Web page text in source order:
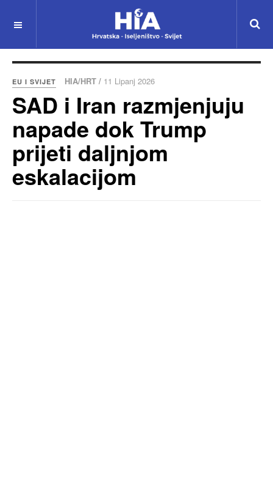
EU I SVIJET HIA/HRT / 11 Lipanj 2026
SAD i Iran razmjenjuju
napade dok Trump
prijeti daljnjom
eskalacijom